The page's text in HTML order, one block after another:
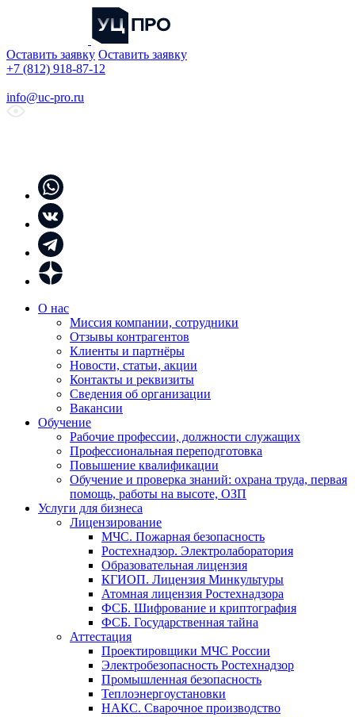
Оставить заявку Оставить заявку
+7 (812) 918-87-12
info@uc-pro.ru
О нас
Миссия компании, сотрудники
Отзывы контрагентов
Клиенты и партнёры
Новости, статьи, акции
Контакты и реквизиты
Сведения об организации
Вакансии
Обучение
Рабочие профессии, должности служащих
Профессиональная переподготовка
Повышение квалификации
Обучение и проверка знаний: охрана труда, первая
помощь, работы на высоте, ОЗП
Услуги для бизнеса
Лицензирование
МЧС. Пожарная безопасность
Ростехнадзор. Электролаборатория
Образовательная лицензия
КГИОП. Лицензия Минкультуры
Атомная лицензия Ростехнадзора
ФСБ. Шифрование и криптография
ФСБ. Государственная тайна
Аттестация
Проектировщики МЧС России
Электробезопасность Ростехнадзор
Промышленная безопасность
Теплоэнергоустановки
НАКС. Сварочное производство